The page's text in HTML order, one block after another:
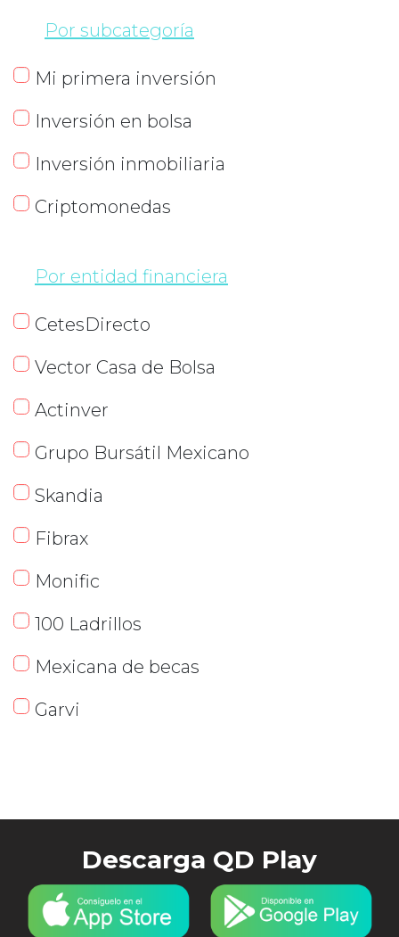
Por subcategoría
Mi primera inversión
Inversión en bolsa
Inversión inmobiliaria
Criptomonedas
Por entidad financiera
CetesDirecto
Vector Casa de Bolsa
Actinver
Grupo Bursátil Mexicano
Skandia
Fibrax
Monific
100 Ladrillos
Mexicana de becas
Garvi
Descarga QD Play